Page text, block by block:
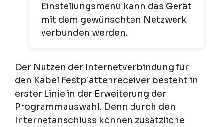
Einstellungsmenü kann das Gerät
mit dem gewünschten Netzwerk
verbunden werden.
Der Nutzen der Internetverbindung für
den Kabel Festplattenreceiver besteht in
erster Linie in der Erweiterung der
Programmauswahl. Denn durch den
Internetanschluss können zusätzliche